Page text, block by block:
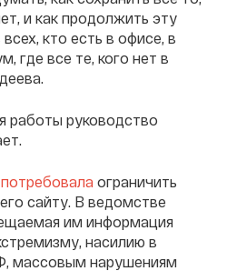
и как продолжить эту
кто есть в офисе, в
где все те, кого нет в
работы руководство
потребовала ограничить
сайту. В ведомстве
им информация
насилию в
массовым нарушениям